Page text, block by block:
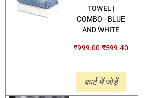
TOWEL |
COMBO - BLUE
AND WHITE
नियमित मूल्य
₹999.00 बिक्री मूल्य
₹599.40
कार्ट में जोड़ें